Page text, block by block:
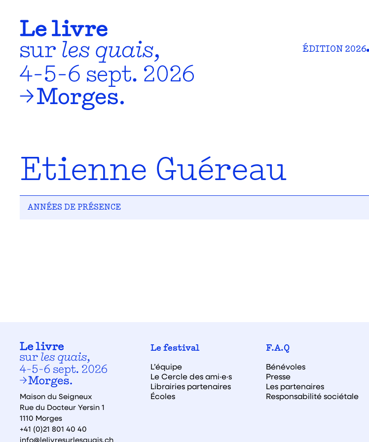
ÉDITION 2026
Etienne Guéreau
ANNÉES DE PRÉSENCE
Maison du Seigneux
Rue du Docteur Yersin 1
1110 Morges
+41 (0)21 801 40 40
info@lelivresurlesquais.ch
Le festival
L’équipe
Le Cercle des ami·e·s
Librairies partenaires
Écoles
F.A.Q
Bénévoles
Presse
Les partenaires
Responsabilité sociétale